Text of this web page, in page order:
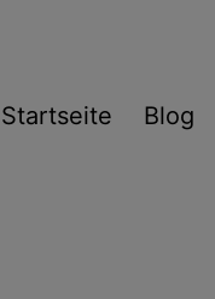
Startseite Blog